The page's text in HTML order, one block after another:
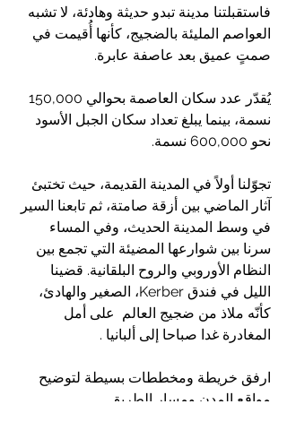
فاستقبلتنا مدينة تبدو حديثة وهادئة، لا تشبه
العواصم المليئة بالضجيج، كأنها أُقيمت في
صمتٍ عميق بعد عاصفة عابرة.
نسمة، بينما يبلغ تعداد سكان الجبل الأسود
نحو 600,000 نسمة.
تجوّلنا أولاً في المدينة القديمة، حيث تختبئ
آثار الماضي بين أزقة صامتة، ثم تابعنا السير
في وسط المدينة الحديث، وفي المساء
سرنا بين شوارعها المضيئة التي تجمع بين
النظام الأوروبي والروح البلقانية. قضينا
الليل في فندق Kerber، الصغير والهادئ،
كأنّه ملاذ من ضجيج العالم  على أمل
المغادرة غدا صباحا إلى ألبانيا .
ارفق خريطة ومخططات بسيطة لتوضيح
مواقع المدن ومسار الطريق.